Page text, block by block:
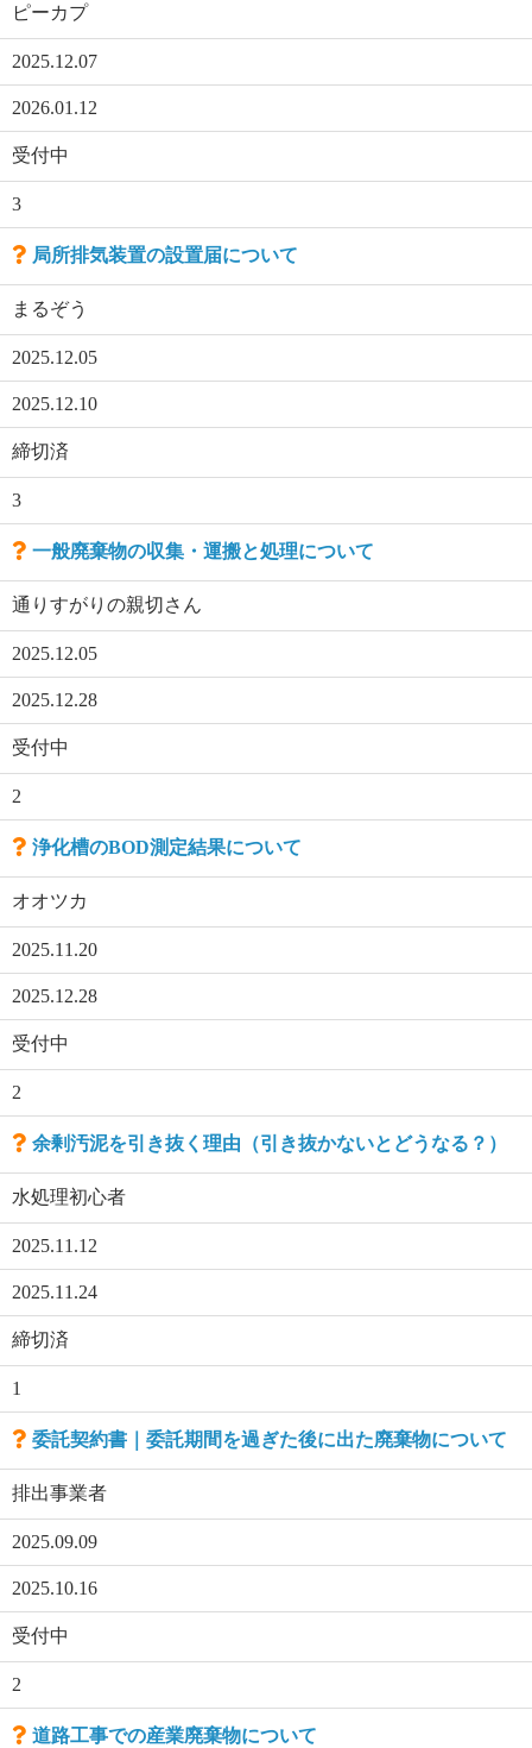
ピーカプ
2025.12.07
2026.01.12
受付中
3
局所排気装置の設置届について
まるぞう
2025.12.05
2025.12.10
締切済
3
一般廃棄物の収集・運搬と処理について
通りすがりの親切さん
2025.12.05
2025.12.28
受付中
2
浄化槽のBOD測定結果について
オオツカ
2025.11.20
2025.12.28
受付中
2
余剰汚泥を引き抜く理由（引き抜かないとどうなる？）
水処理初心者
2025.11.12
2025.11.24
締切済
1
委託契約書｜委託期間を過ぎた後に出た廃棄物について
排出事業者
2025.09.09
2025.10.16
受付中
2
道路工事での産業廃棄物について